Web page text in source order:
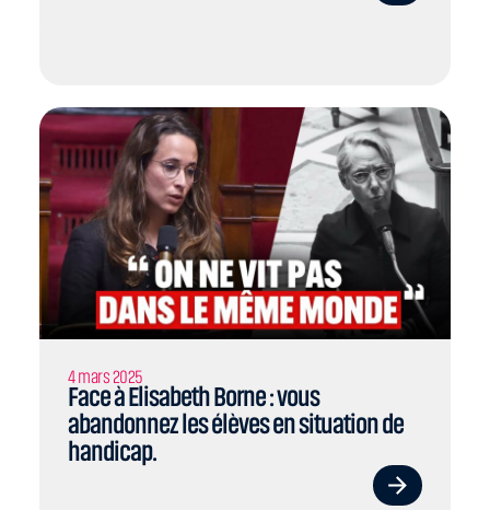
4 mars 2025
Face à Elisabeth Borne : vous
abandonnez les élèves en situation de
handicap.